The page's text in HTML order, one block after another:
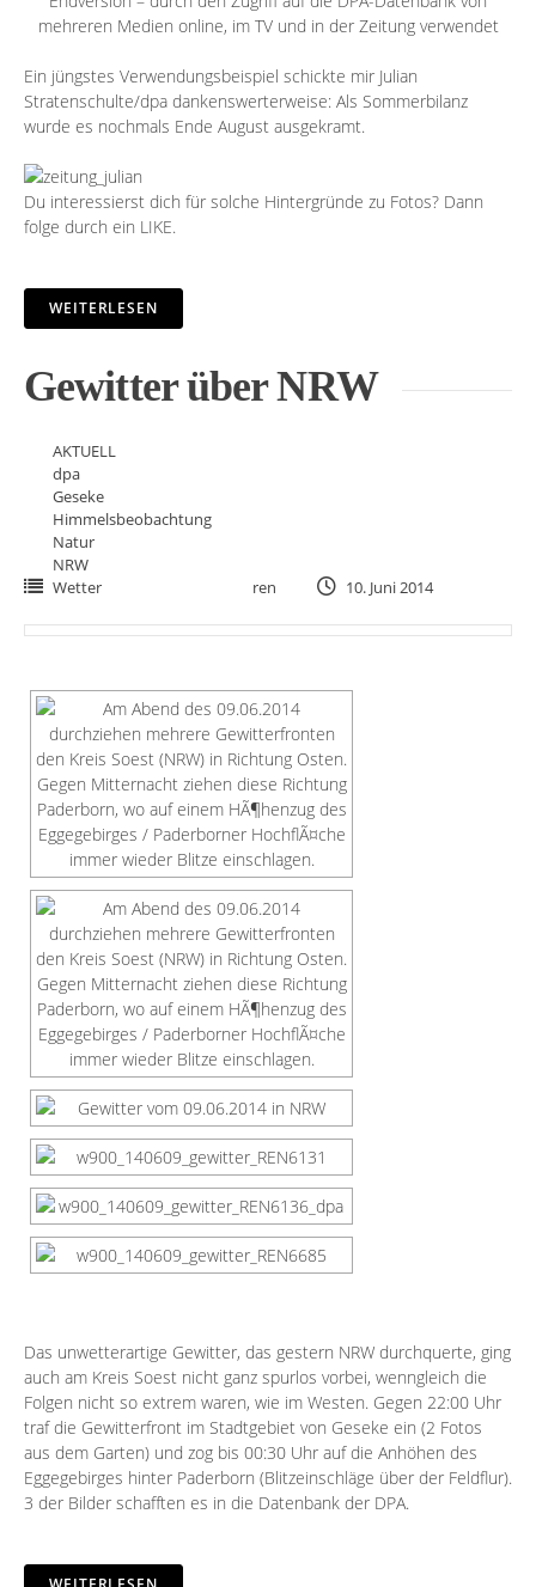
mehreren Medien online, im TV und in der Zeitung verwendet
Ein jüngstes Verwendungsbeispiel schickte mir Julian
Stratenschulte/dpa dankenswerterweise: Als Sommerbilanz
wurde es nochmals Ende August ausgekramt.
Du interessierst dich für solche Hintergründe zu Fotos? Dann
folge durch ein LIKE.
WEITERLESEN
Gewitter über NRW
AKTUELL
dpa
Geseke
Himmelsbeobachtung
Natur
NRW
Wetter
ren 10. Juni 2014
Das unwetterartige Gewitter, das gestern NRW durchquerte, ging
auch am Kreis Soest nicht ganz spurlos vorbei, wenngleich die
Folgen nicht so extrem waren, wie im Westen. Gegen 22:00 Uhr
traf die Gewitterfront im Stadtgebiet von Geseke ein (2 Fotos
aus dem Garten) und zog bis 00:30 Uhr auf die Anhöhen des
Eggegebirges hinter Paderborn (Blitzeinschläge über der Feldflur).
3 der Bilder schafften es in die Datenbank der DPA.